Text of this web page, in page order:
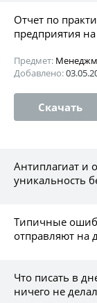
Отчет по
предприятия
Предмет:
Добавлено:
Скачать
Антиплагиат и
уникальность
Типичные
отправляют на
Что писать в
ничего не делал